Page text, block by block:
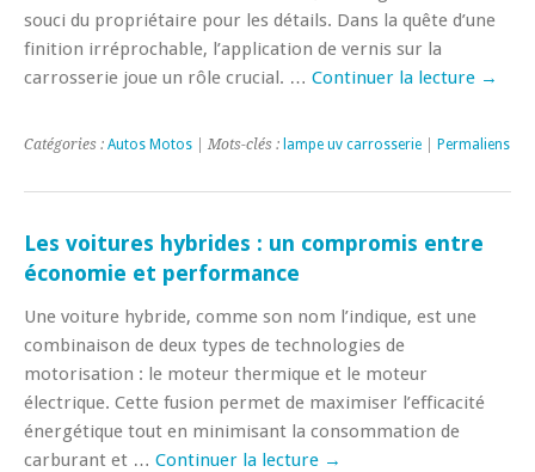
souci du propriétaire pour les détails. Dans la quête d’une
finition irréprochable, l’application de vernis sur la
carrosserie joue un rôle crucial. … Continuer la lecture →
Catégories : Autos Motos | Mots-clés : lampe uv carrosserie Permaliens
Les voitures hybrides : un compromis entre
économie et performance
Une voiture hybride, comme son nom l’indique, est une
combinaison de deux types de technologies de
motorisation : le moteur thermique et le moteur
électrique. Cette fusion permet de maximiser l’efficacité
énergétique tout en minimisant la consommation de
carburant et … Continuer la lecture →